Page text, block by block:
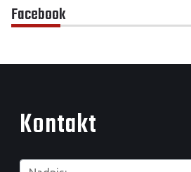
Facebook
Kontakt